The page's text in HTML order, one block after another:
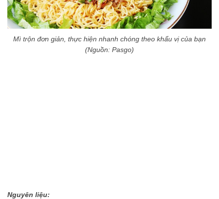
Mì trộn đơn giản, thực hiện nhanh chóng theo khẩu vị của bạn
(Nguồn: Pasgo)
Nguyên liệu: